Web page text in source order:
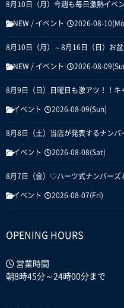
8月10日（月）今週も毎日激熱イベ
NEW / イベント 2026-08-
8月10日（月）～8月16日（日）お盆
NEW / イベント 2026-08-
8月9日（日）日曜日も激アツ！！キ
イベント 2026-08-09(Sun)
8月8日（土）当店が発表するナンバ
イベント 2026-08-08(Sat)
8月7日（金）♡ハーツ式ナンバーズ
イベント 2026-08-07(Fri)
OPENING HOURS
営業時間
朝8時45分～24時00分まで